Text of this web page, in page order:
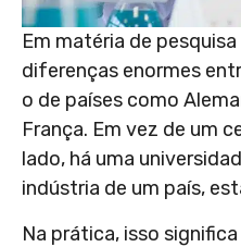
Em matéria de
diferenças enormes
o de países como
França. Em vez de um
lado, há uma
indústria de um país,
Na prática, isso